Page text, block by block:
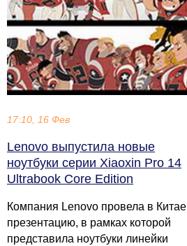
17:10, 16 Фев
Lenovo выпустила новые
ноутбуки серии Xiaoxin Pro 14
Ultrabook Core Edition
Компания Lenovo провела в Китае
презентацию, в рамках которой
представила ноутбуки линейки